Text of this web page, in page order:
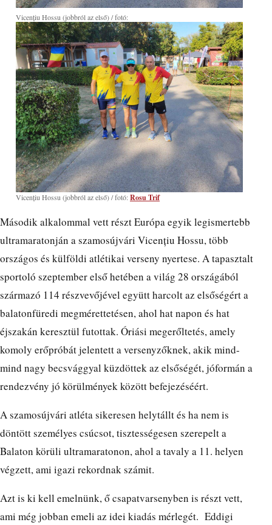
Vicențiu Hossu (jobbról az első) / fotó:
Vicențiu Hossu (jobbról az első) / fotó:Rosu Trif
Második alkalommal vett részt Európa egyik legismertebb
ultramaratonján a szamosújvári Vicențiu Hossu, több
országos és külföldi atlétikai verseny nyertese. A tapasztalt
sportoló szeptember első hetében a világ 28 országából
származó 114 részvevőjével együtt harcolt az elsőségért a
balatonfüredi megmérettetésen, ahol hat napon és hat
éjszakán keresztül futottak. Óriási megerőltetés, amely
komoly erőpróbát jelentett a versenyzőknek, akik mind-
mind nagy becsvággyal küzdöttek az elsőségét, jóformán a
rendezvény jó körülmények között befejezéséért.
A szamosújvári atléta sikeresen helytállt és ha nem is
döntött személyes csúcsot, tisztességesen szerepelt a
Balaton körüli ultramaratonon, ahol a tavaly a 11. helyen
végzett, ami igazi rekordnak számit.
Azt is ki kell emelnünk, ő csapatvarsenyben is részt vett,
ami még jobban emeli az idei kiadás mérlegét. Eddigi